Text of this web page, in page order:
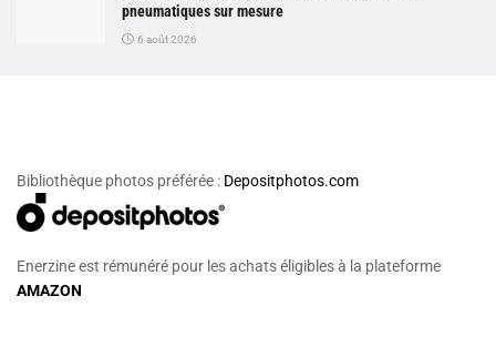
pneumatiques sur mesure
6 août 2026
Bibliothèque photos préférée : Depositphotos.com
Enerzine est rémunéré pour les achats éligibles à la plateforme
AMAZON